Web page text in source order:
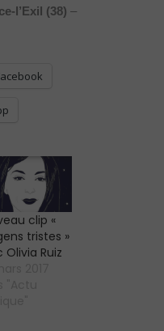
l’Exil (38) –
clip «
tristes »
Olivia Ruiz